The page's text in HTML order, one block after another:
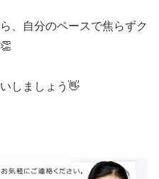
、自分のペースで焦らずク
しましょう👋